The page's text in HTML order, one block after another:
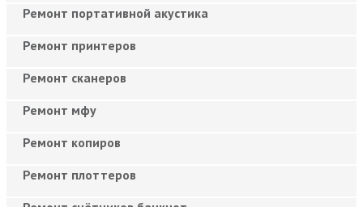
Ремонт портативной акустика
Ремонт принтеров
Ремонт сканеров
Ремонт мфу
Ремонт копиров
Ремонт плоттеров